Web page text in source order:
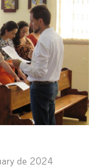
de 2024